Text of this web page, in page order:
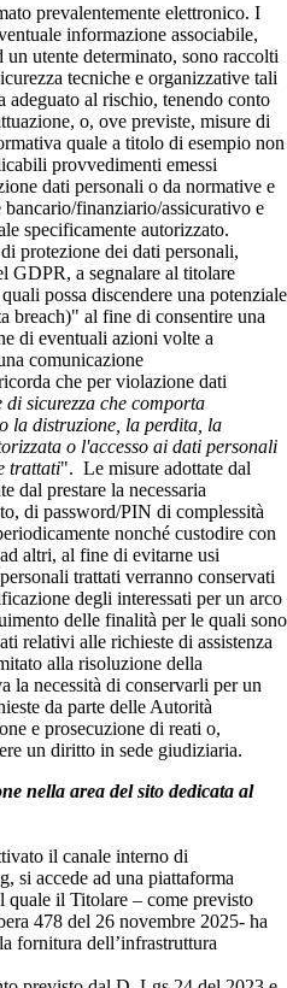
prevalentemente elettronico. I
informazione associabile,
utente determinato, sono raccolti
tecniche e organizzative tali
al rischio, tenendo conto
o, ove previste, misure di
quale a titolo di esempio non
provvedimenti emessi
dati personali o da normative e
finanziario/assicurativo e
specificamente autorizzato.
protezione dei dati personali,
GDPR, a segnalare al titolare
possa discendere una potenziale
breach)" al fine di consentire una
di eventuali azioni volte a
comunicazione
che per violazione dati
di sicurezza che comporta
la distruzione, la perdita, la
o l'accesso ai dati personali
trattati". Le misure adottate dal
dal prestare la necessaria
di password/PIN di complessità
nonché custodire con
altri, al fine di evitarne usi
trattati verranno conservati
degli interessati per un arco
delle finalità per le quali sono
relativi alle richieste di assistenza
alla risoluzione della
la necessità di conservarli per un
da parte delle Autorità
e prosecuzione di reati o,
un diritto in sede giudiziaria.
nella area del sito dedicata al
il canale interno di
si accede ad una piattaforma
quale il Titolare – come previsto
478 del 26 novembre 2025- ha
fornitura dell’infrastruttura